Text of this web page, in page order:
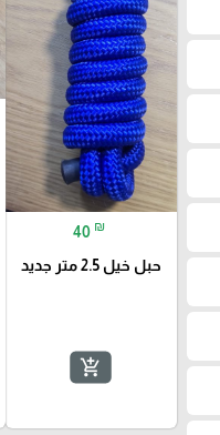
40 ₪
حبل خيل 2.5 متر جديد
add_shopping_cart